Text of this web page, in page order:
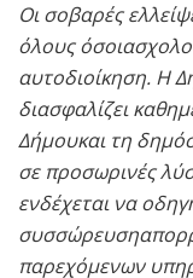
Οι σοβαρές
όλους
αυτοδιοίκηση. Η
διασφαλίζει
Δήμουκαι τη
σε προσωρινές
ενδέχεται να
παρεχόμενων